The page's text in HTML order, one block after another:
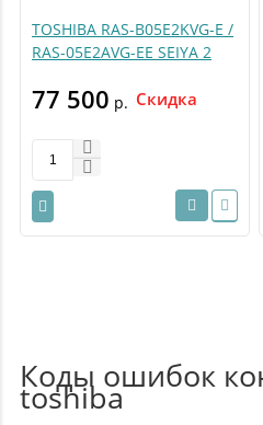
TOSHIBA RAS-B05E2KVG-E /
RAS-05E2AVG-EE SEIYA 2
77 500 р. Скидка
Коды ошибок
toshiba